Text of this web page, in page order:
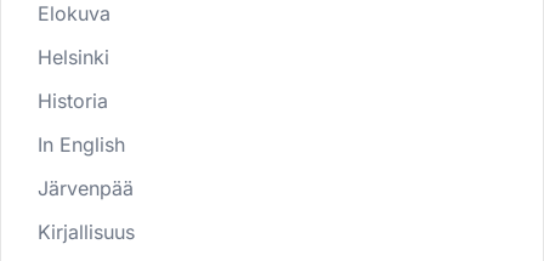
Elokuva
Helsinki
Historia
In English
Järvenpää
Kirjallisuus